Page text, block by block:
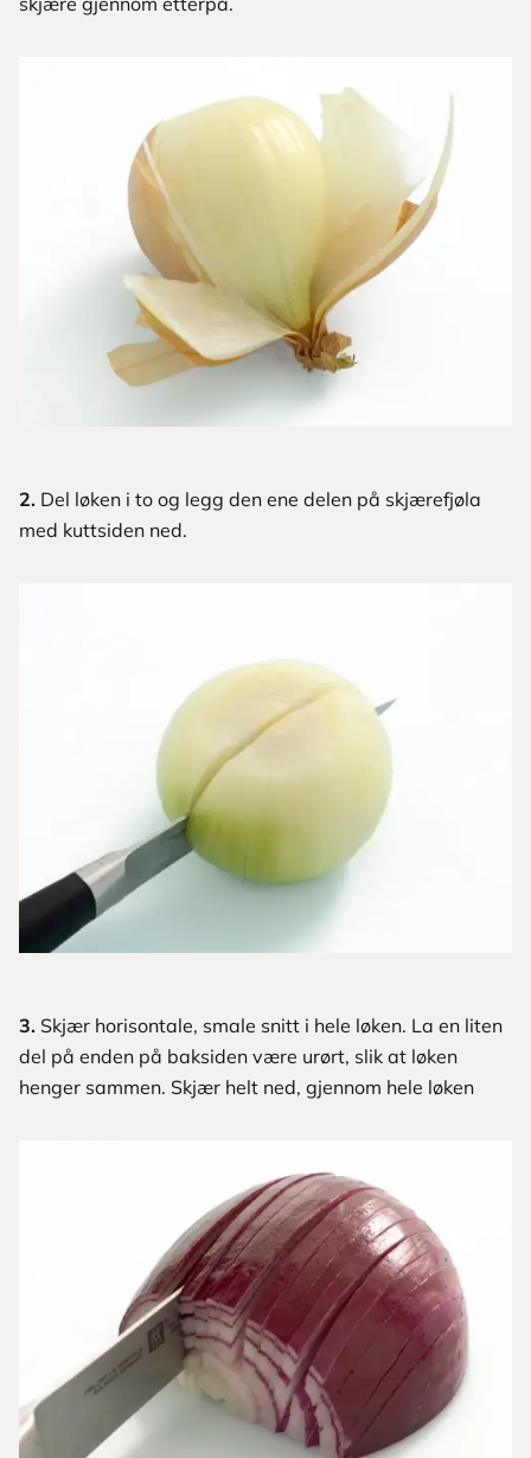
2. Del løken i to og legg den ene delen på skjærefjøla
med kuttsiden ned.
3. Skjær horisontale, smale snitt i hele løken. La en liten
del på enden på baksiden være urørt, slik at løken
henger sammen. Skjær helt ned, gjennom hele løken